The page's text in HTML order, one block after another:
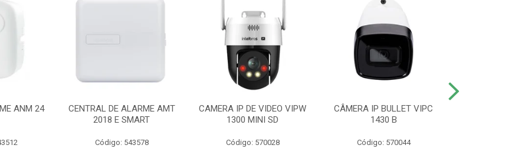
ANM 24
CENTRAL DE ALARME AMT
2018 E SMART
Código: 543578
CAMERA IP DE VIDEO VIPW
1300 MINI SD
Código: 570028
CÂMERA IP BULLET VIPC
1430 B
Código: 570044